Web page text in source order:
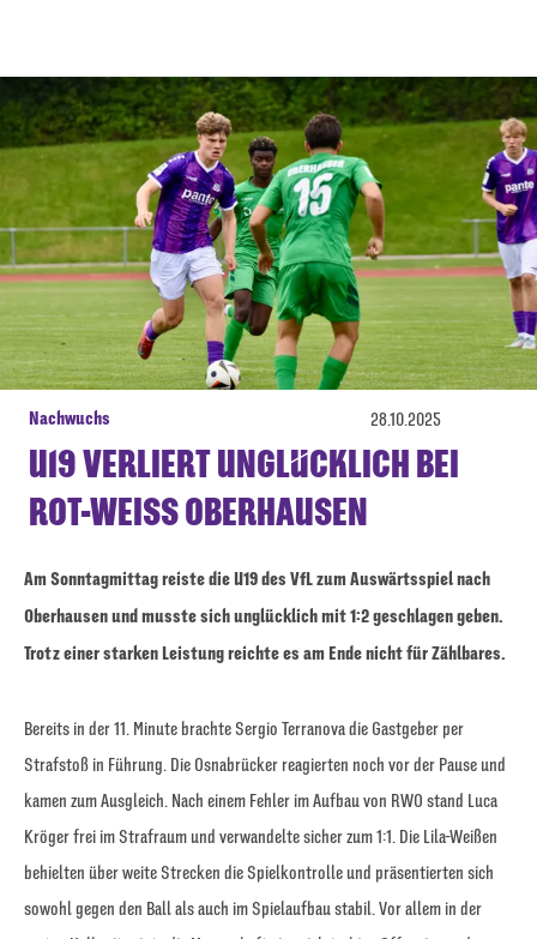
Nachwuchs 28.10.2025
U19 VERLIERT UNGLÜCKLICH BEI
ROT-WEISS OBERHAUSEN
Am Sonntagmittag reiste die U19 des VfL zum Auswärtsspiel nach
Oberhausen und musste sich unglücklich mit 1:2 geschlagen geben.
Trotz einer starken Leistung reichte es am Ende nicht für Zählbares.
Bereits in der 11. Minute brachte Sergio Terranova die Gastgeber per
Strafstoß in Führung. Die Osnabrücker reagierten noch vor der Pause und
kamen zum Ausgleich. Nach einem Fehler im Aufbau von RWO stand Luca
Kröger frei im Strafraum und verwandelte sicher zum 1:1. Die Lila-Weißen
behielten über weite Strecken die Spielkontrolle und präsentierten sich
sowohl gegen den Ball als auch im Spielaufbau stabil. Vor allem in der